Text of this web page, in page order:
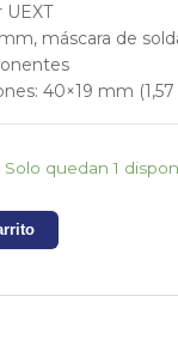
UEXT
mm, máscara de
40×19 mm (1,57
Solo quedan 1